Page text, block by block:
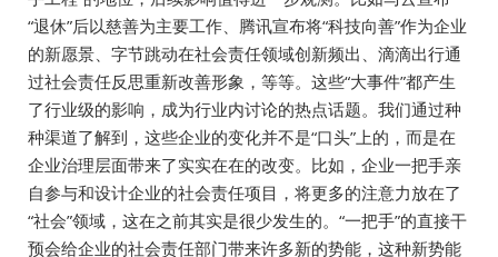
“退休”后以慈善为主要工作、腾讯宣布将“科技向善”作为企业
的新愿景、字节跳动在社会责任领域创新频出、滴滴出行通
过社会责任反思重新改善形象，等等。这些“大事件”都产生
了行业级的影响，成为行业内讨论的热点话题。我们通过种
种渠道了解到，这些企业的变化并不是“口头”上的，而是在
企业治理层面带来了实实在在的改变。比如，企业一把手亲
自参与和设计企业的社会责任项目，将更多的注意力放在了
“社会”领域，这在之前其实是很少发生的。“一把手”的直接干
预会给企业的社会责任部门带来许多新的势能，这种新势能